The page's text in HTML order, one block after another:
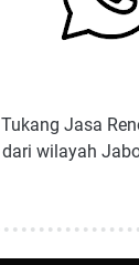
Jasa
wilayah